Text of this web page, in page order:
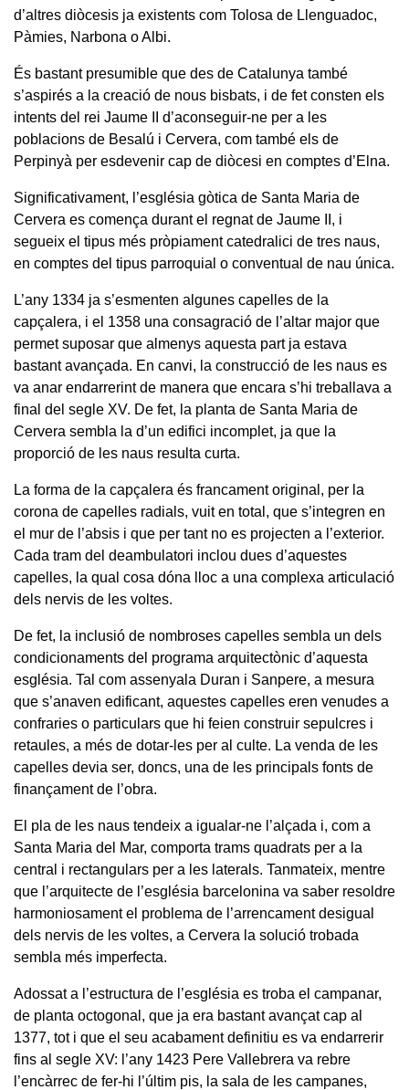
d’altres diòcesis ja existents com Tolosa de Llenguadoc,
Pàmies, Narbona o Albi.
És bastant presumible que des de Catalunya també
s’aspirés a la creació de nous bisbats, i de fet consten els
intents del rei Jaume II d’aconseguir-ne per a les
poblacions de Besalú i Cervera, com també els de
Perpinyà per esdevenir cap de diòcesi en comptes d’Elna.
Significativament, l’església gòtica de Santa Maria de
Cervera es comença durant el regnat de Jaume II, i
segueix el tipus més pròpiament catedralici de tres naus,
en comptes del tipus parroquial o conventual de nau única.
L’any 1334 ja s’esmenten algunes capelles de la
capçalera, i el 1358 una consagració de l’altar major que
permet suposar que almenys aquesta part ja estava
bastant avançada. En canvi, la construcció de les naus es
va anar endarrerint de manera que encara s’hi treballava a
final del segle XV. De fet, la planta de Santa Maria de
Cervera sembla la d’un edifici incomplet, ja que la
proporció de les naus resulta curta.
La forma de la capçalera és francament original, per la
corona de capelles radials, vuit en total, que s’integren en
el mur de l’absis i que per tant no es projecten a l’exterior.
Cada tram del deambulatori inclou dues d’aquestes
capelles, la qual cosa dóna lloc a una complexa articulació
dels nervis de les voltes.
De fet, la inclusió de nombroses capelles sembla un dels
condicionaments del programa arquitectònic d’aquesta
església. Tal com assenyala Duran i Sanpere, a mesura
que s’anaven edificant, aquestes capelles eren venudes a
confraries o particulars que hi feien construir sepulcres i
retaules, a més de dotar-les per al culte. La venda de les
capelles devia ser, doncs, una de les principals fonts de
finançament de l’obra.
El pla de les naus tendeix a igualar-ne l’alçada i, com a
Santa Maria del Mar, comporta trams quadrats per a la
central i rectangulars per a les laterals. Tanmateix, mentre
que l’arquitecte de l’església barcelonina va saber resoldre
harmoniosament el problema de l’arrencament desigual
dels nervis de les voltes, a Cervera la solució trobada
sembla més imperfecta.
Adossat a l’estructura de l’església es troba el campanar,
de planta octogonal, que ja era bastant avançat cap al
1377, tot i que el seu acabament definitiu es va endarrerir
fins al segle XV: l’any 1423 Pere Vallebrera va rebre
l’encàrrec de fer-hi l’últim pis, la sala de les campanes,